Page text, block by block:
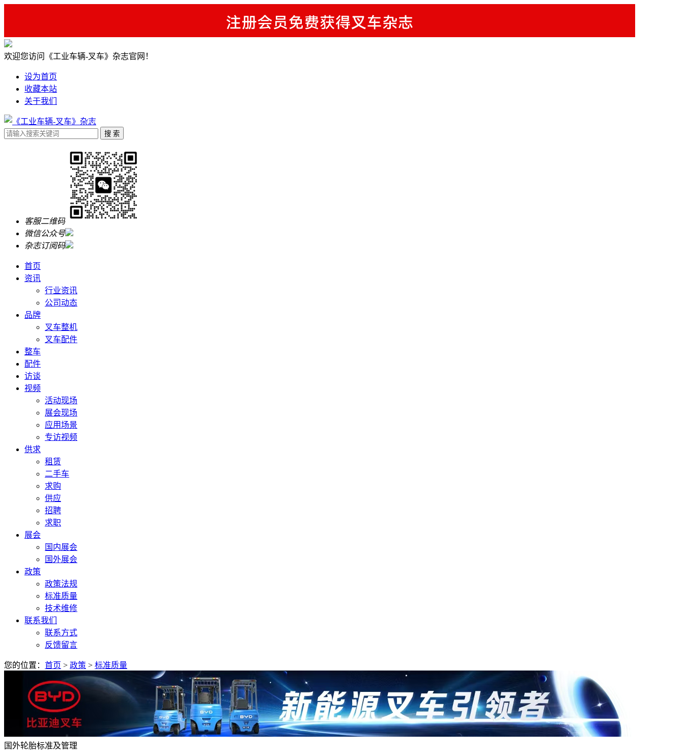
欢迎您访问《工业车辆-叉车》杂志官网！
设为首页
收藏本站
关于我们
客服二维码
微信公众号
杂志订阅码
首页
资讯
行业资讯
公司动态
品牌
叉车整机
叉车配件
整车
配件
访谈
视频
活动现场
展会现场
应用场景
专访视频
供求
租赁
二手车
求购
供应
招聘
求职
展会
国内展会
国外展会
政策
政策法规
标准质量
技术维修
联系我们
联系方式
反馈留言
您的位置： 首页 > 政策 > 标准质量
国外轮胎标准及管理